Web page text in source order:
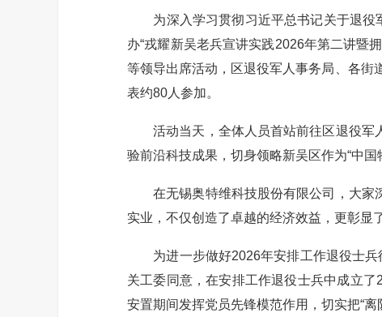
为深入学习贯彻习近平总书记关于退役
办“戎耀新吴老兵宣讲实践2026年第二讲暨
等领导出席活动，区退役军人事务局、各街
表约80人参加。
活动当天，全体人员首站前往区退役军人
验前沿科技成果，切身领略新吴区作为“中国
在无锡奥特维科技股份有限公司，大家深
实业，不仅创造了卓越的经济效益，更彰显
为进一步做好2026年安排工作退役士兵
关工委同意，在安排工作退役士兵中成立
安置期间发挥党员先锋模范作用，切实把“离